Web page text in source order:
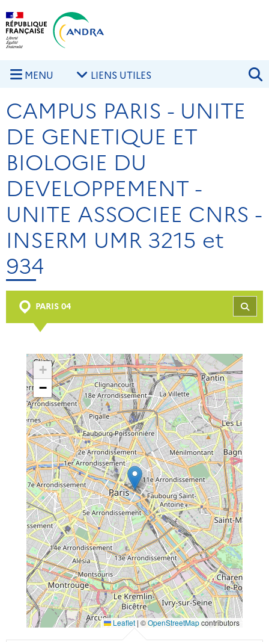
Aller au contenu principal
MENU LIENS UTILES
CAMPUS PARIS - UNITE
DE GENETIQUE ET
BIOLOGIE DU
DEVELOPPEMENT -
UNITE ASSOCIEE CNRS -
INSERM UMR 3215 et
934
PARIS 04
+
−
Leaflet | ©OpenStreetMapcontributors